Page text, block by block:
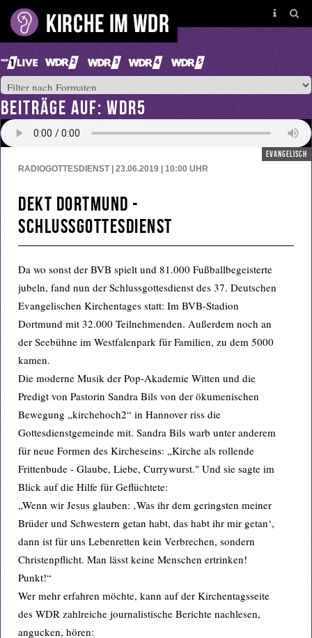
BEITRÄGE AUF: WDR5
evangelisch
RADIOGOTTESDIENST | 23.06.2019 | 10:00 UHR
DEKT Dortmund -
Schlussgottesdienst
Da wo sonst der BVB spielt und 81.000 Fußballbegeisterte
jubeln, fand nun der Schlussgottesdienst des 37. Deutschen
Evangelischen Kirchentages statt: Im BVB-Stadion
Dortmund mit 32.000 Teilnehmenden. Außerdem noch an
der Seebühne im Westfalenpark für Familien, zu dem 5000
kamen.
Die moderne Musik der Pop-Akademie Witten und die
Predigt von Pastorin Sandra Bils von der ökumenischen
Bewegung „kirchehoch2“ in Hannover riss die
Gottesdienstgemeinde mit. Sandra Bils warb unter anderem
für neue Formen des Kircheseins: „Kirche als rollende
Frittenbude - Glaube, Liebe, Currywurst." Und sie sagte im
Blick auf die Hilfe für Geflüchtete:
„Wenn wir Jesus glauben: ‚Was ihr dem geringsten meiner
Brüder und Schwestern getan habt, das habt ihr mir getan‘,
dann ist für uns Lebenretten kein Verbrechen, sondern
Christenpflicht. Man lässt keine Menschen ertrinken!
Punkt!“
Wer mehr erfahren möchte, kann auf der Kirchentagsseite
des WDR zahlreiche journalistische Berichte nachlesen,
angucken, hören: